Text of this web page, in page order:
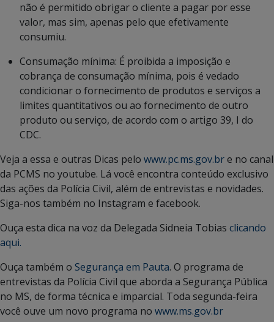
não é permitido obrigar o cliente a pagar por esse
valor, mas sim, apenas pelo que efetivamente
consumiu.
Consumação mínima: É proibida a imposição e
cobrança de consumação mínima, pois é vedado
condicionar o fornecimento de produtos e serviços a
limites quantitativos ou ao fornecimento de outro
produto ou serviço, de acordo com o artigo 39, I do
CDC.
Veja a essa e outras Dicas pelo www.pc.ms.gov.bre no canal
da PCMS no youtube. Lá você encontra conteúdo exclusivo
das ações da Polícia Civil, além de entrevistas e novidades.
Siga-nos também no Instagram e facebook.
Ouça esta dica na voz da Delegada Sidneia Tobias clicando
aqui.
Ouça também o Segurança em Pauta. O programa de
entrevistas da Polícia Civil que aborda a Segurança Pública
no MS, de forma técnica e imparcial. Toda segunda-feira
você ouve um novo programa no www.ms.gov.br